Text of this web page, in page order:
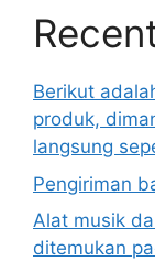
Berikut
produk,
langsung
Pengiriman
Alat musik
ditemukan